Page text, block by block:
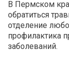
В Пермском
обратиться
отделение
профилактика
заболеваний.